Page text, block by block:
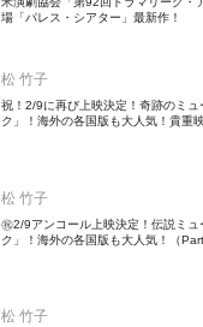
場「パレス・シアター」最新作！
松 竹子
祝！2/9に再び上映決定！奇跡のミュ
ク」！海外の各国版も大人気！貴重
松 竹子
㊗2/9アンコール上映決定！伝説ミュ
ク」！海外の各国版も大人気！（
松 竹子